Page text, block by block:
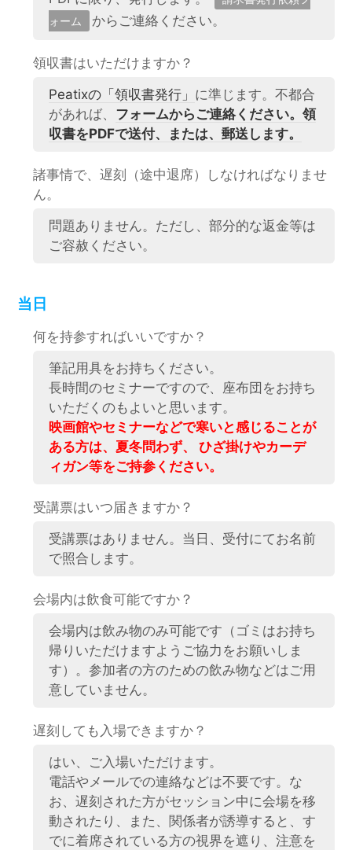
ォーム
からご連絡ください。
領収書はいただけますか？
Peatixの「領収書発行」 に準じます。不都合
があれば、 フォームからご連絡ください。領
収書をPDFで送付、または、郵送します。
諸事情で、遅刻（途中退席）しなければなりませ
ん。
問題ありません。ただし、部分的な返金等は
ご容赦ください。
当日
何を持参すればいいですか？
筆記用具をお持ちください。
長時間のセミナーですので、座布団をお持ち
いただくのもよいと思います。
映画館やセミナーなどで寒いと感じることが
ある方は、夏冬問わず、 ひざ掛けやカーデ
ィガン等をご持参ください。
受講票はいつ届きますか？
受講票はありません。当日、受付にてお名前
で照合します。
会場内は飲食可能ですか？
会場内は飲み物のみ可能です（ゴミはお持ち
帰りいただけますようご協力をお願いしま
す）。参加者の方のための飲み物などはご用
意していません。
遅刻しても入場できますか？
はい、ご入場いただけます。
電話やメールでの連絡などは不要です。な
お、遅刻された方がセッション中に会場を移
動されたり、また、関係者が誘導すると、す
でに着席されている方の視界を遮り、注意を